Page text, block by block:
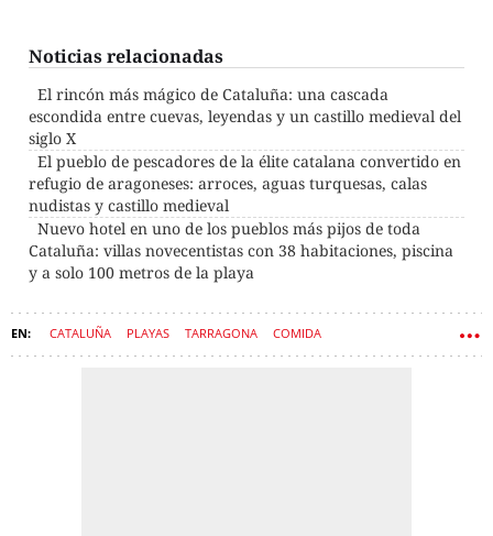
Noticias relacionadas
El rincón más mágico de Cataluña: una cascada
escondida entre cuevas, leyendas y un castillo medieval del
siglo X
El pueblo de pescadores de la élite catalana convertido en
refugio de aragoneses: arroces, aguas turquesas, calas
nudistas y castillo medieval
Nuevo hotel en uno de los pueblos más pijos de toda
Cataluña: villas novecentistas con 38 habitaciones, piscina
y a solo 100 metros de la playa
CATALUÑA PLAYAS TARRAGONA COMIDA